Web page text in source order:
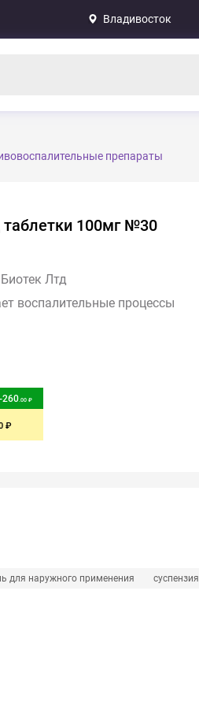
Владивосток
препараты
100мг №30
Лтд
воспалительные процессы
-260.00
для наружного применения суспензия